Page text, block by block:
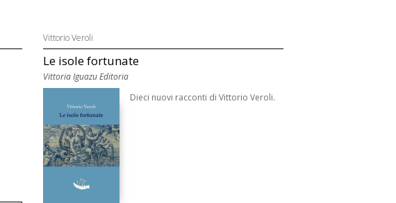
Vittorio Veroli
Le isole fortunate
Vittoria Iguazu Editoria
Dieci nuovi racconti di Vittorio Veroli.